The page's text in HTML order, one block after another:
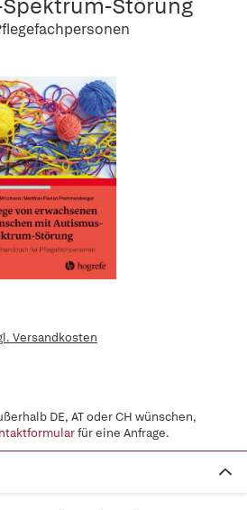
Störung
Versandkosten
DE, AT oder CH wünschen,
für eine Anfrage.